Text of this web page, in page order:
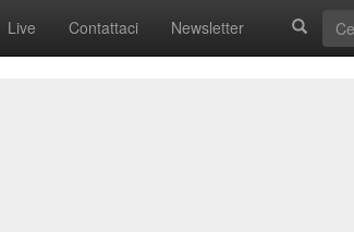
Live Contattaci Newsletter